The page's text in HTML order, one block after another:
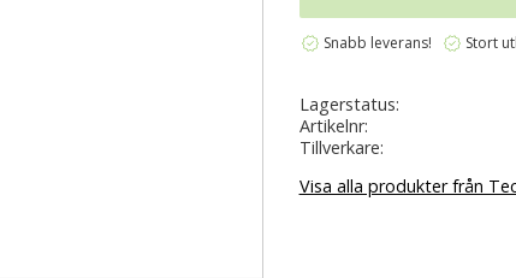
verified Snabb leverans! verified Stort
Lagerstatus
Artikelnr
Tillverkare
Visa alla produkter från